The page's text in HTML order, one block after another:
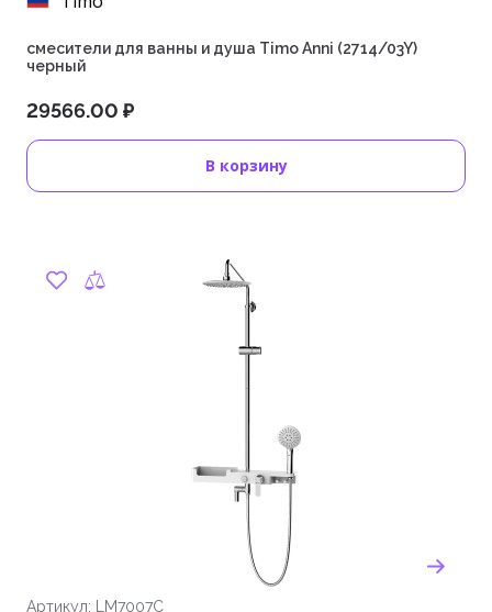
смесители для ванны и душа Timo Anni (2714/03Y)
черный
29566.00 ₽
В корзину
Артикул: LM7007C